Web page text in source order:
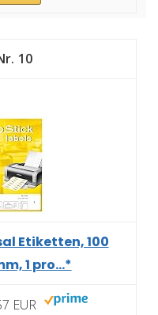
10
Etiketten, 100
1 pro...*
EUR